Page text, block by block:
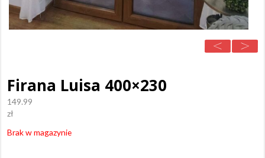
Firana Luisa 400×230
149.99
zł
Brak w magazynie